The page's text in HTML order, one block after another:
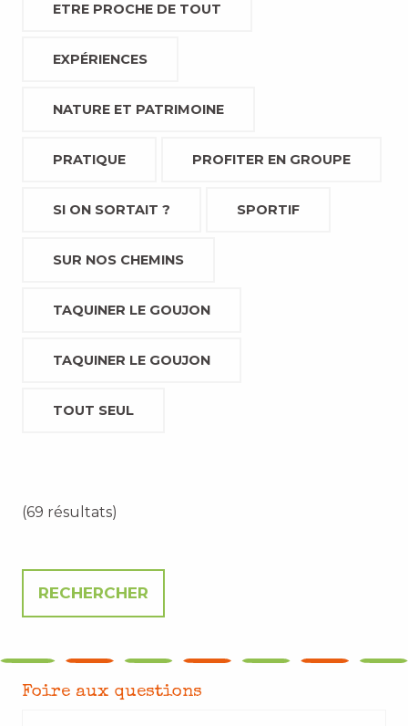
ETRE PROCHE DE TOUT
EXPÉRIENCES
NATURE ET PATRIMOINE
PRATIQUE PROFITER EN GROUPE
SI ON SORTAIT ? SPORTIF
SUR NOS CHEMINS
TAQUINER LE GOUJON
TAQUINER LE GOUJON
TOUT SEUL
(69 résultats)
Foire aux questions